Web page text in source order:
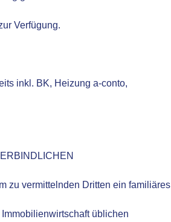
Verfügung.
inkl. BK, Heizung a-conto,
zu vermittelnden Dritten ein familiäres
üblichen